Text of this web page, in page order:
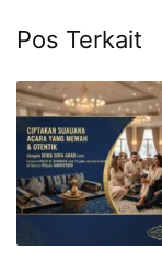
Pos Terkait